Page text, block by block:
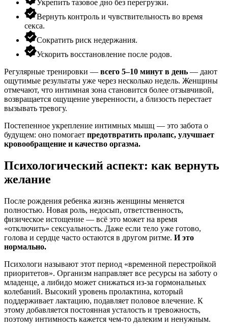
Укрепить тазовое дно без перегрузки.
Вернуть контроль и чувствительность во время
секса.
Сократить риск недержания.
Ускорить восстановление после родов.
Регулярные тренировки — всего 5–10 минут в день — дают
ощутимые результаты уже через несколько недель. Женщины
отмечают, что интимная зона становится более отзывчивой,
возвращается ощущение уверенности, а близость перестает
вызывать тревогу.
Постепенное укрепление интимных мышц — это забота о
будущем: оно помогает предотвратить пролапс, улучшает
кровообращение и качество оргазма.
Психологический аспект: как вернуть
желание
После рождения ребенка жизнь женщины меняется
полностью. Новая роль, недосып, ответственность,
физическое истощение — всё это может на время
«отключить» сексуальность. Даже если тело уже готово,
голова и сердце часто остаются в другом ритме. И это
нормально.
Психологи называют этот период «временной перестройкой
приоритетов». Организм направляет все ресурсы на заботу о
младенце, а либидо может снижаться из-за гормональных
колебаний. Высокий уровень пролактина, который
поддерживает лактацию, подавляет половое влечение. К
этому добавляется постоянная усталость и тревожность,
поэтому интимность кажется чем-то далеким и ненужным.